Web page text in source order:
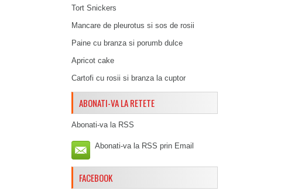
Tort Snickers
Mancare de pleurotus si sos de rosii
Paine cu branza si porumb dulce
Apricot cake
Cartofi cu rosii si branza la cuptor
ABONATI-VA LA RETETE
Abonati-va la RSS
Abonati-va la RSS prin Email
FACEBOOK